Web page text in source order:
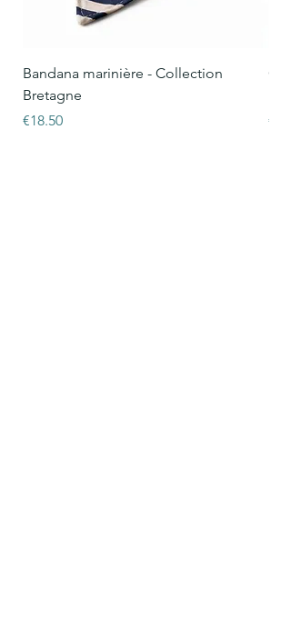
Bandana marinière - Collection
Bretagne
Price
€18.50
Price